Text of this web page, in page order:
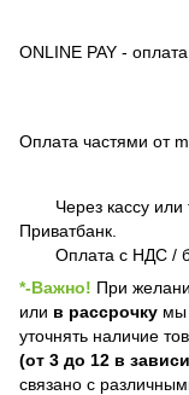
ONLINE PAY - оплата
Оплата частями от
Через кассу
Приватбанк.
Оплата с НДС /
*-Важно! При
или в рассрочку мы
уточнять наличие
(от 3 до 12 в
связано с